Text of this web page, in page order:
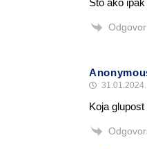
Odgovori
Koja glupost
Odgovori